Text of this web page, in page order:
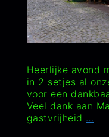
Heerlijke avond
in 2 setjes al
voor een
Veel dank aan
gastvrijheid …